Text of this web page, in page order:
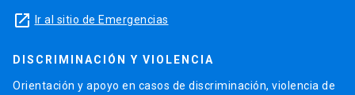
launch Ir al sitio de Emergencias
DISCRIMINACIÓN Y VIOLENCIA
Orientación y apoyo en casos de discriminación, violencia de